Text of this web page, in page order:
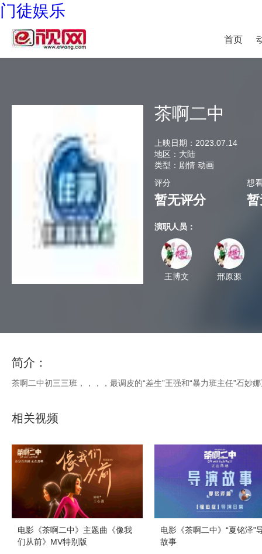
门徒娱乐
首页
茶啊二中
上映日期： 2023.07.14
地区： 大陆
类型： 剧情 动画
评分
暂无评分
想
演职人员：
王博文 邢原源
简介：
茶啊二中初三三班，，，，最调皮的“差生”王强和“暴力班主任”石妙娜互
相关视频
电影《茶啊二中》主题曲《像我
们从前》MV特别版
电影《茶啊二中》“夏铭泽”
故事